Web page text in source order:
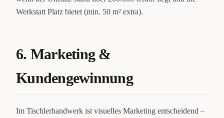
Werkstatt Platz bietet (min. 50 m² extra).
6. Marketing &
Kundengewinnung
Im Tischlerhandwerk ist visuelles Marketing entscheidend –